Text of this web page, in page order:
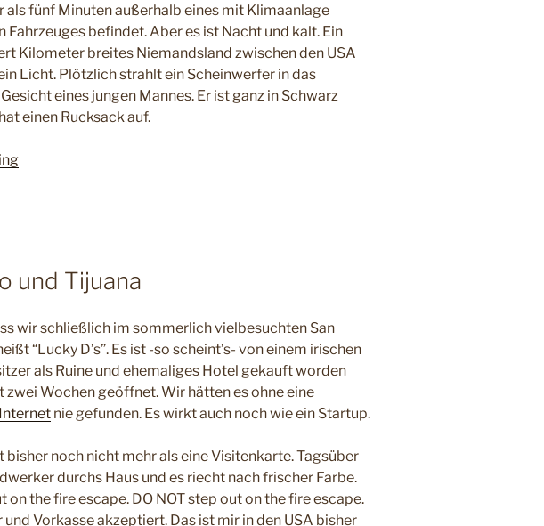
als fünf Minuten außerhalb eines mit Klimaanlage
Fahrzeuges befindet. Aber es ist Nacht und kalt. Ein
Kilometer breites Niemandsland zwischen den USA
Licht. Plötzlich strahlt ein Scheinwerfer in das
eines jungen Mannes. Er ist ganz in Schwarz
einen Rucksack auf.
“Grenzerfahrungen”
und Tijuana
wir schließlich im sommerlich vielbesuchten San
“Lucky D’s”. Es ist -so scheint’s- von einem irischen
als Ruine und ehemaliges Hotel gekauft worden
zwei Wochen geöffnet. Wir hätten es ohne eine
nie gefunden. Es wirkt auch noch wie ein Startup.
bisher noch nicht mehr als eine Visitenkarte. Tagsüber
durchs Haus und es riecht nach frischer Farbe.
on the fire escape. DO NOT step out on the fire escape.
und Vorkasse akzeptiert. Das ist mir in den USA bisher